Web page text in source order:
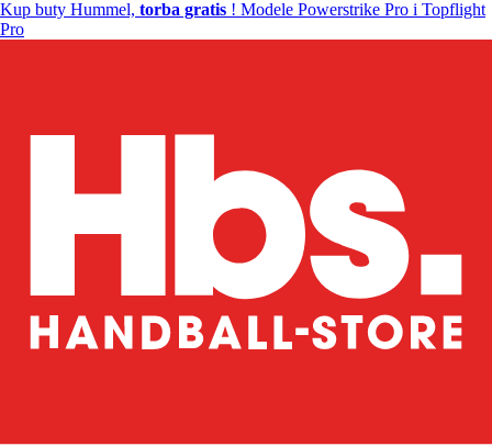
Kup buty Hummel, torba gratis ! Modele Powerstrike Pro i Topflight
Pro